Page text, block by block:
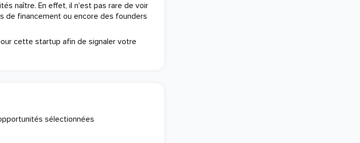
naître. En effet, il n'est pas rare de voir
de financement ou encore des founders
cette startup afin de signaler votre
sélectionnées